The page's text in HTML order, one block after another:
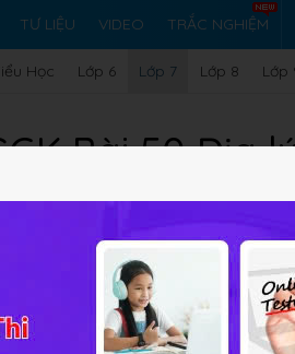
TƯ LIỆU VIDEO TRẮC NGHIỆM
Học Lớp 6 Lớp 7 Lớp 8 Lớp
Bài 50 Địa
của Ô-xtrây-li-a Thực hành Viết
hiểu bài nhanh hơn và phương